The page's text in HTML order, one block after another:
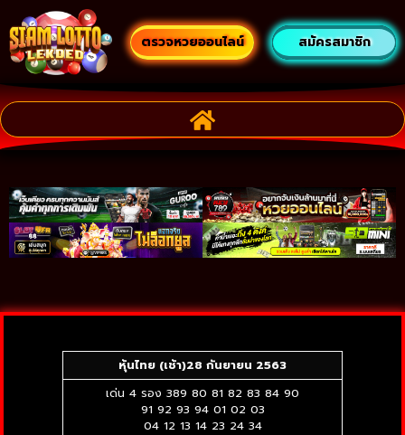
ตรวจหวยออนไลน์ สมัครสมาชิก
หุ้นไทย (เช้า)28 กันยายน 2563
เด่น 4 รอง 389 80 81 82 83 84 90
91 92 93 94 01 02 03
04 12 13 14 23 24 34